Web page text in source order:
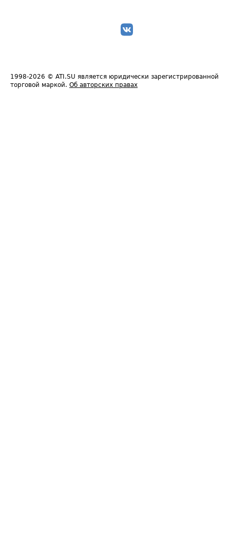
1998-2026 © ATI.SU является юридически зарегистрированной
торговой маркой. Об авторских правах